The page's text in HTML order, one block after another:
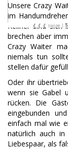
Unsere Crazy
im
Kellner sind sich
brechen aber
Crazy Waiter
niemals tun
stellen dafür
Oder ihr
wenn sie Gabel
rücken. Die
eingebunden
einfach mal wie
natürlich auch in
Liebespaar, als